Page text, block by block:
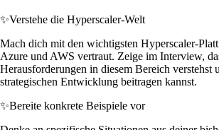
✨Verstehe die Hyperscaler-Welt
Mach dich mit den wichtigsten Hyperscaler-
Azure und AWS vertraut. Zeige im Interview,
Herausforderungen in diesem Bereich verstehst
strategischen Entwicklung beitragen kannst.
✨Bereite konkrete Beispiele vor